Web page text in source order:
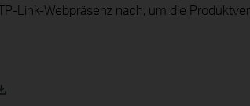
Link-Webpräsenz nach, um die